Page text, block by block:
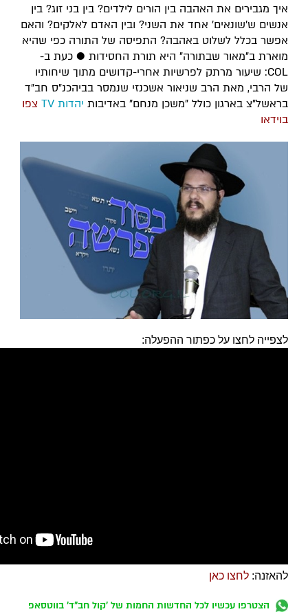
איך מגבירים את האהבה בין הורים לילדים? בין בני זוג? בין
אנשים ש'שונאים' אחד את השני? ובין האדם לאלקים? והאם
אפשר בכלל לשלוט באהבה? התפיסה של התורה כפי שהיא
מוארת ב"מאור שבתורה" היא תורת החסידות ● כעת ב-
COL: שיעור מרתק לפרשיות אחרי-קדושים מתוך שיחותיו
של הרבי, מאת הרב שניאור אשכנזי שנמסר בביהכנ"ס חב"ד
בראשל"צ בארגון כולל "משכן מנחם" באדיבות יהדות TV
צפו
בוידאו
לצפייה לחצו על כפתור ההפעלה:
להאזנה: לחצו כאן
הצטרפו עכשיו לכל החדשות החמות של 'קול חב"ד' בווטסאפ